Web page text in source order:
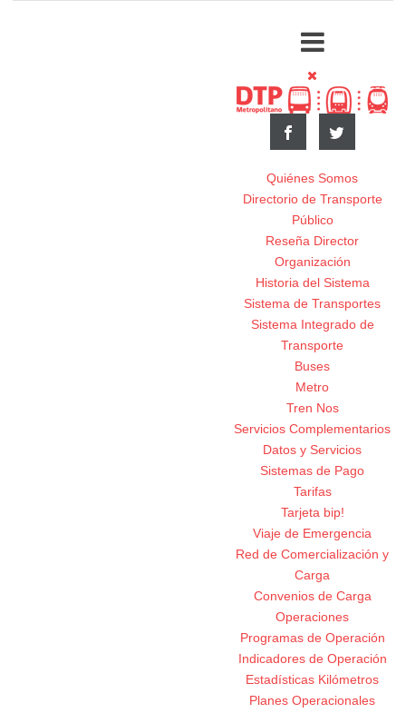
Quiénes Somos
Directorio de Transporte
Público
Reseña Director
Organización
Historia del Sistema
Sistema de Transportes
Sistema Integrado de
Transporte
Buses
Metro
Tren Nos
Servicios Complementarios
Datos y Servicios
Sistemas de Pago
Tarifas
Tarjeta bip!
Viaje de Emergencia
Red de Comercialización y
Carga
Convenios de Carga
Operaciones
Programas de Operación
Indicadores de Operación
Estadísticas Kilómetros
Planes Operacionales